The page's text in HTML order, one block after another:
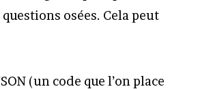
osées. Cela peut
(un code que l’on place